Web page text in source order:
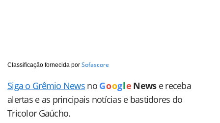
Classificação fornecida por Sofascore
Siga o Grêmio News no Goog le News e receba
alertas e as principais notícias e bastidores do
Tricolor Gaúcho.